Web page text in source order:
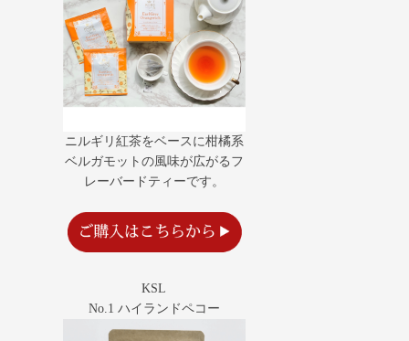
ニルギリ紅茶をベースに柑橘系
ベルガモットの風味が広がるフ
レーバードティーです。
KSL
No.1 ハイランドペコー